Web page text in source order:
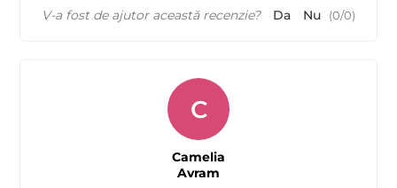
V-a fost de ajutor această recenzie? Da Nu (0/0)
C
Camelia
Avram